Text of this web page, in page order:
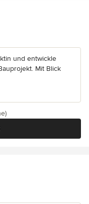
und entwickle
Mit Blick